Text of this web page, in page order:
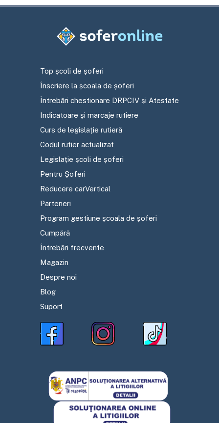
Top școli de șoferi
Înscriere la școala de șoferi
Întrebări chestionare DRPCIV și Atestate
Indicatoare și marcaje rutiere
Curs de legislație rutieră
Codul rutier actualizat
Legislație școli de șoferi
Pentru Șoferi
Reducere carVertical
Parteneri
Program gestiune școala de șoferi
Cumpără
Întrebări frecvente
Magazin
Despre noi
Blog
Suport